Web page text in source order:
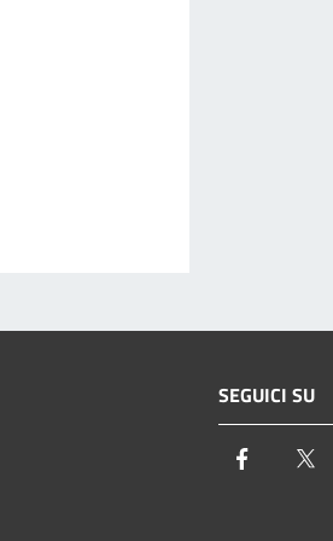
SEGUICI SU
Facebook